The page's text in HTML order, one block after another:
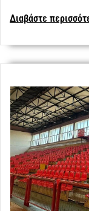
Διαβάστε